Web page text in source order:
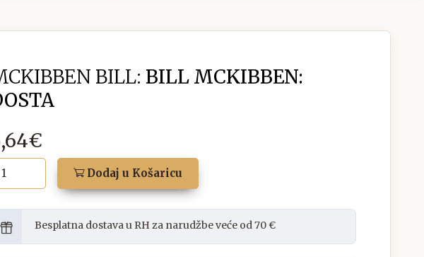
BILL: BILL MCKIBBEN:
Dodaj u Košaricu
Besplatna dostava u RH za narudžbe veće od 70 €